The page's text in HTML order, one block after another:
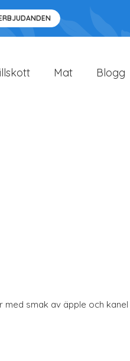
Mat Blogg
med smak av äpple och